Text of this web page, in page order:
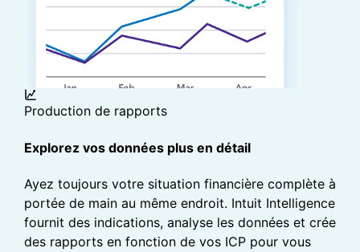
Production de rapports
Explorez vos données plus en détail
Ayez toujours votre situation financière complète à
portée de main au même endroit. Intuit Intelligence
fournit des indications, analyse les données et crée
des rapports en fonction de vos ICP pour vous